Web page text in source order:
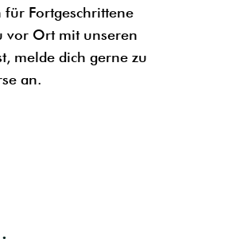
für Fortgeschrittene
vor Ort mit unseren
melde dich gerne zu
an.